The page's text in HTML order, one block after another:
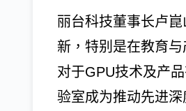
丽台科技董事长卢
新，特别是在教育
对于GPU技术及产
验室成为推动先进深